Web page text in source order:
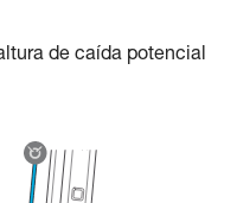
de caída potencial